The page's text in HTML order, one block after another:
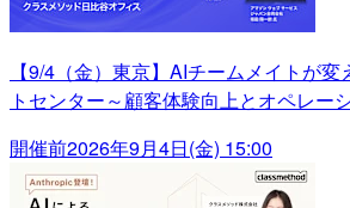
【9/4（金）東京】AIチームメイトが
トセンター～顧客体験向上とオペレー
開催前2026年9月4日(金) 15:00